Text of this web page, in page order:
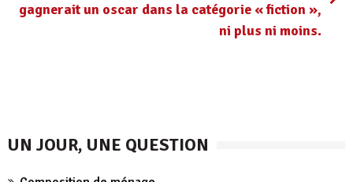
gagnerait un oscar dans la catégorie « fiction »,
ni plus ni moins.
UN JOUR, UNE QUESTION